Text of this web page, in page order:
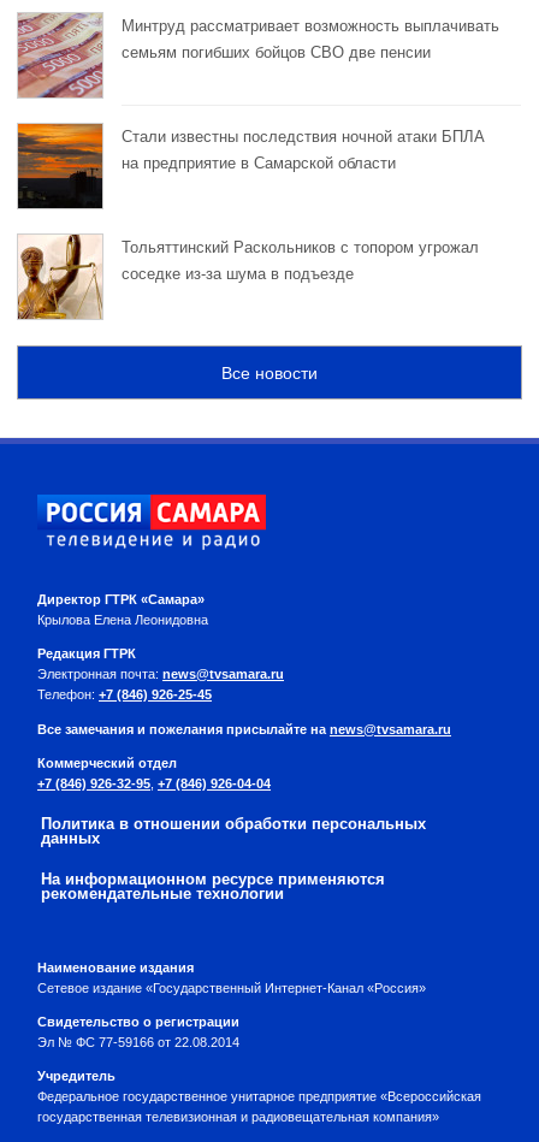
Минтруд рассматривает возможность выплачивать
семьям погибших бойцов СВО две пенсии
Стали известны последствия ночной атаки БПЛА
на предприятие в Самарской области
Тольяттинский Раскольников с топором угрожал
соседке из-за шума в подъезде
Все новости
Директор ГТРК «Самара»
Крылова Елена Леонидовна
Редакция ГТРК
Электронная почта: news@tvsamara.ru
Телефон: +7 (846) 926-25-45
Все замечания и пожелания присылайте на news@tvsamara.ru
Коммерческий отдел
+7 (846) 926-32-95 +7 (846) 926-04-04
Политика в отношении обработки персональных
данных
На информационном ресурсе применяются
рекомендательные технологии
Наименование издания
Сетевое издание «Государственный Интернет-Канал «Россия»
Свидетельство о регистрации
Эл № ФС 77-59166 от 22.08.2014
Учредитель
Федеральное государственное унитарное предприятие «Всероссийская
государственная телевизионная и радиовещательная компания»